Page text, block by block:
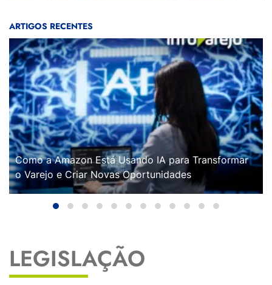
ARTIGOS RECENTES
Como a Amazon Está Usando IA para Transformar
o Varejo e Criar Novas Oportunidades
LEGISLAÇÃO